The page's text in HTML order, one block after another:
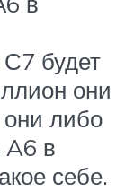
будет
они
либо
A6 в
себе.